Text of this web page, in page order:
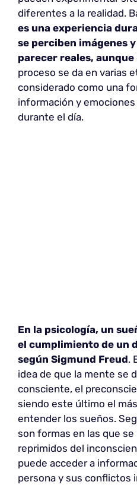
diferentes a la realidad.
es una experiencia
se perciben imágenes
parecer reales, aunque
proceso se da en varias
considerado como una
información y
durante el día.
En la psicología, un
el cumplimiento de un
según Sigmund Freud.
idea de que la mente se
consciente, el
siendo este último el
entender los sueños.
son formas en las que
reprimidos del
puede acceder a
persona y sus conflictos